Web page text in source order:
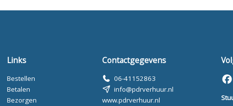
Links
Bestellen
Betalen
Bezorgen
Contactgegevens
06-41152863
info@pdrverhuur.nl
www.pdrverhuur.nl